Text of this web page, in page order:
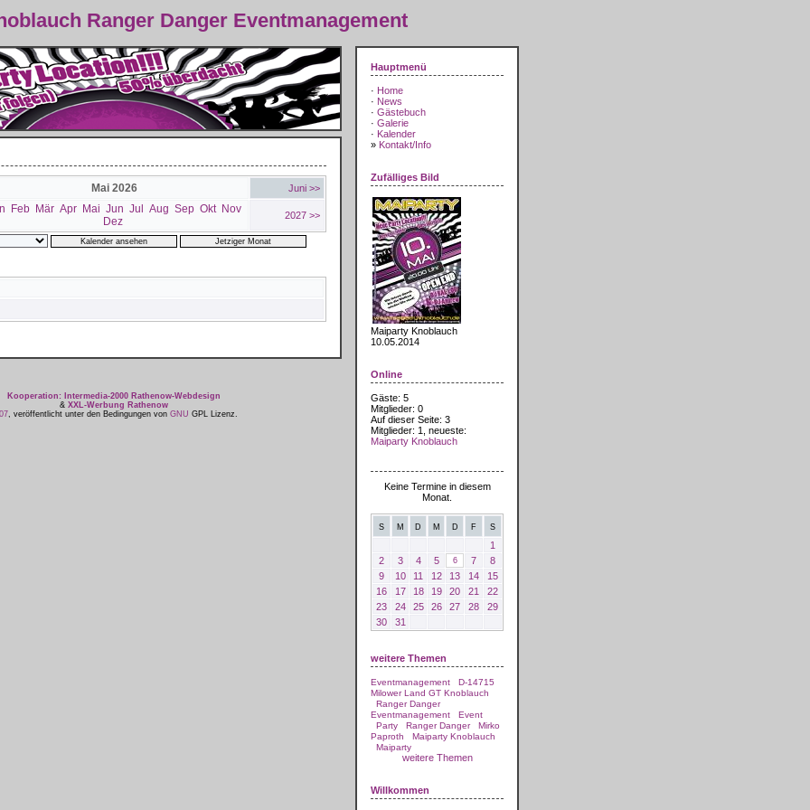
Ranger Danger Eventmanagement
Hauptmenü
· Home
· News
· Gästebuch
· Galerie
· Kalender
» Kontakt/Info
Zufälliges Bild
Maiparty Knoblauch
10.05.2014
Online
Gäste: 5
Mitglieder: 0
Auf dieser Seite: 3
Mitglieder: 1, neueste:
Maiparty Knoblauch
Keine Termine in diesem
Monat.
S M D M D F S
1
2
3 4 5 6 7
8
9
10 11 12 13 14
15
16
17 18 19 20 21
22
23
24 25 26 27 28
29
30
31
weitere Themen
Eventmanagement
D-14715
Milower Land GT Knoblauch
Ranger Danger
Eventmanagement
Event
Party
Ranger Danger
Mirko
Paproth
Maiparty Knoblauch
Maiparty
weitere Themen
Willkommen
Mai 2026 Juni >>
Feb Mär Apr Mai Jun Jul Aug Sep Okt Nov
Dez
2027 >>
Kooperation: Intermedia-2000 Rathenow-Webdesign
& XXL-Werbung Rathenow
, veröffentlicht unter den Bedingungen von GNU GPL Lizenz.